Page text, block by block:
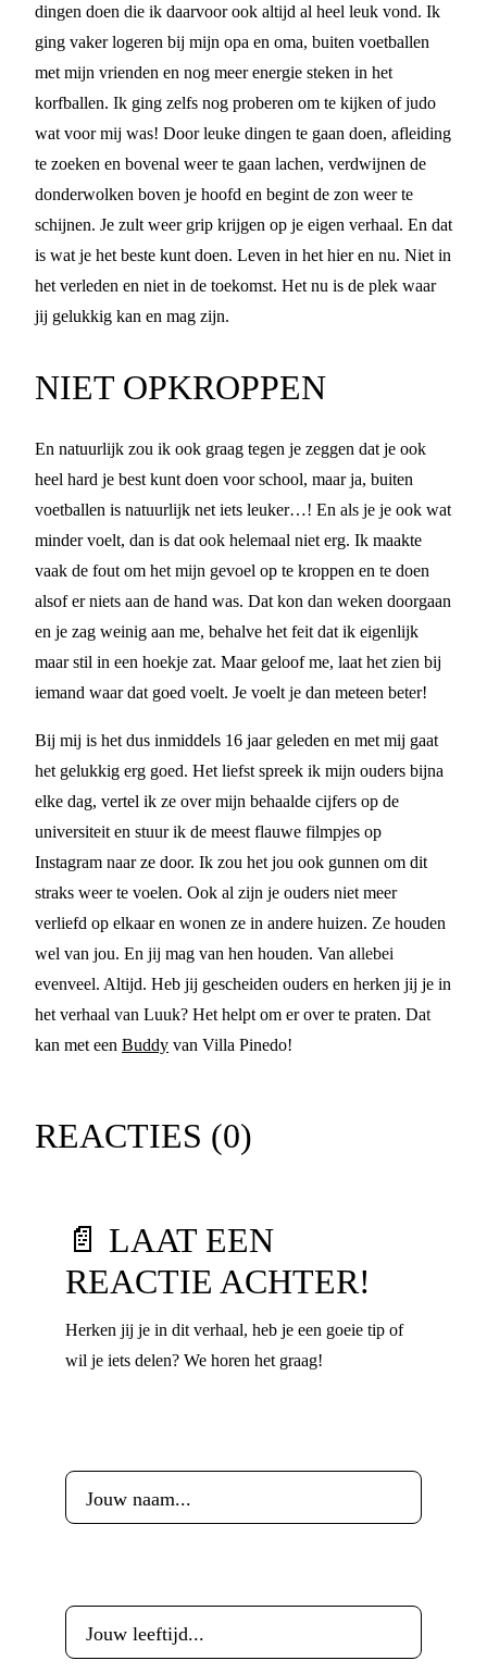
dingen doen die ik daarvoor ook altijd al heel leuk vond. Ik
ging vaker logeren bij mijn opa en oma, buiten voetballen
met mijn vrienden en nog meer energie steken in het
korfballen. Ik ging zelfs nog proberen om te kijken of judo
wat voor mij was! Door leuke dingen te gaan doen, afleiding
te zoeken en bovenal weer te gaan lachen, verdwijnen de
donderwolken boven je hoofd en begint de zon weer te
schijnen. Je zult weer grip krijgen op je eigen verhaal. En dat
is wat je het beste kunt doen. Leven in het hier en nu. Niet in
het verleden en niet in de toekomst. Het nu is de plek waar
jij gelukkig kan en mag zijn.
NIET OPKROPPEN
En natuurlijk zou ik ook graag tegen je zeggen dat je ook
heel hard je best kunt doen voor school, maar ja, buiten
voetballen is natuurlijk net iets leuker…! En als je je ook wat
minder voelt, dan is dat ook helemaal niet erg. Ik maakte
vaak de fout om het mijn gevoel op te kroppen en te doen
alsof er niets aan de hand was. Dat kon dan weken doorgaan
en je zag weinig aan me, behalve het feit dat ik eigenlijk
maar stil in een hoekje zat. Maar geloof me, laat het zien bij
iemand waar dat goed voelt. Je voelt je dan meteen beter!
Bij mij is het dus inmiddels 16 jaar geleden en met mij gaat
het gelukkig erg goed. Het liefst spreek ik mijn ouders bijna
elke dag, vertel ik ze over mijn behaalde cijfers op de
universiteit en stuur ik de meest flauwe filmpjes op
Instagram naar ze door. Ik zou het jou ook gunnen om dit
straks weer te voelen. Ook al zijn je ouders niet meer
verliefd op elkaar en wonen ze in andere huizen. Ze houden
wel van jou. En jij mag van hen houden. Van allebei
evenveel. Altijd. Heb jij gescheiden ouders en herken jij je in
het verhaal van Luuk? Het helpt om er over te praten. Dat
kan met een Buddy van Villa Pinedo!
REACTIES (0)
📄 LAAT EEN
REACTIE ACHTER!
Herken jij je in dit verhaal, heb je een goeie tip of
wil je iets delen? We horen het graag!